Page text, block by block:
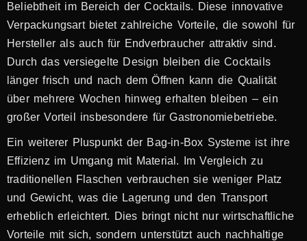
Beliebtheit im Bereich der Cocktails. Diese innovative
Verpackungsart bietet zahlreiche Vorteile, die sowohl für
Hersteller als auch für Endverbraucher attraktiv sind.
Durch das versiegelte Design bleiben die Cocktails
länger frisch und nach dem Öffnen kann die Qualität
über mehrere Wochen hinweg erhalten bleiben – ein
großer Vorteil insbesondere für Gastronomiebetriebe.
Ein weiterer Pluspunkt der Bag-in-Box Systeme ist ihre
Effizienz im Umgang mit Material. Im Vergleich zu
traditionellen Flaschen verbrauchen sie weniger Platz
und Gewicht, was die Lagerung und den Transport
erheblich erleichtert. Dies bringt nicht nur wirtschaftliche
Vorteile mit sich, sondern unterstützt auch nachhaltige